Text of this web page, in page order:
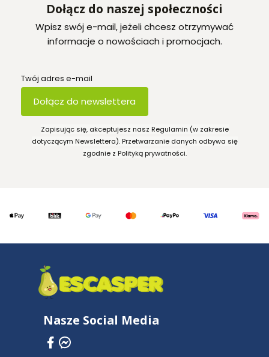
Dołącz do naszej społeczności
Wpisz swój e-mail, jeżeli chcesz otrzymywać
informacje o nowościach i promocjach.
Twój adres e-mail
Dołącz do newslettera
Zapisując się, akceptujesz nasz Regulamin (w zakresie
dotyczącym Newslettera). Przetwarzanie danych odbywa się
zgodnie z Polityką prywatności.
Nasze Social Media